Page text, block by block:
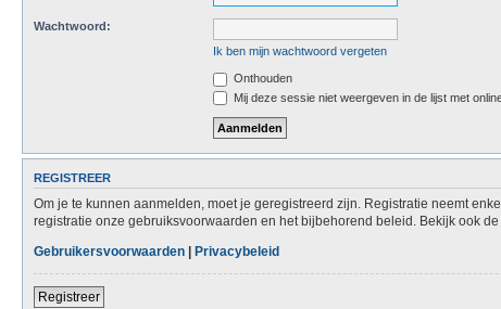
Wachtwoord:
Ik ben mijn wachtwoord vergeten
Onthouden
Mij deze sessie niet weergeven in de lijst met
REGISTREER
Om je te kunnen aanmelden, moet je geregistreerd zijn. Registratie neemt
registratie onze gebruiksvoorwaarden en het bijbehorend beleid. Bekijk ook
Gebruikersvoorwaarden | Privacybeleid
Registreer